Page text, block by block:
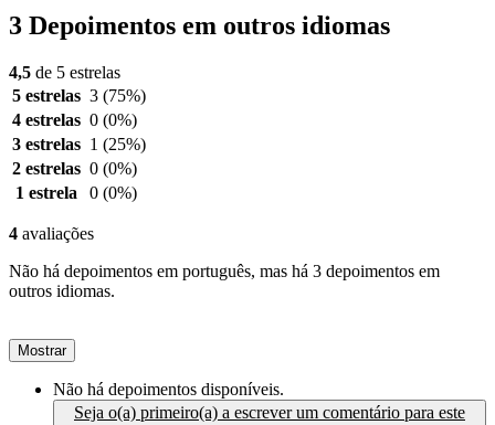
3 Depoimentos em outros idiomas
4,5 de 5 estrelas
5 estrelas 3 (75%)
4 estrelas 0 (0%)
3 estrelas 1 (25%)
2 estrelas 0 (0%)
1 estrela
0 (0%)
4 avaliações
Não há depoimentos em português, mas há 3 depoimentos em
outros idiomas.
Mostrar
Não há depoimentos disponíveis.
Seja o(a) primeiro(a) a escrever um comentário para este